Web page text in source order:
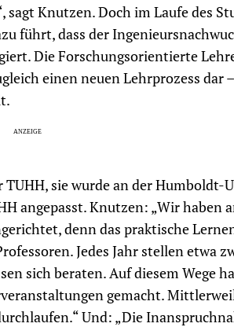
sagt Knutzen. Doch im Laufe des
führt, dass der
Die Forschungsorientierte
einen neuen Lehrprozess dar
sie wurde an der Humboldt-
angepasst. Knutzen: „Wir haben
denn das praktische
Jedes Jahr stellen etwa
sich beraten. Auf diesem Wege
gemacht.
Und: „Die